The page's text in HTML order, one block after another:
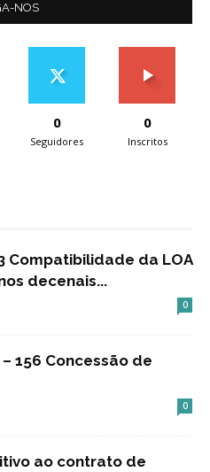
NOS
0
Seguidores
0
Inscritos
Compatibilidade da LOA
decenais...
0
156 Concessão de
0
ao contrato de